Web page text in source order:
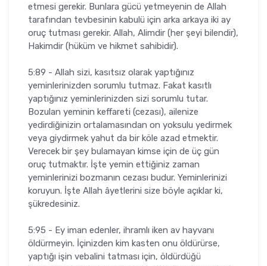
etmesi gerekir. Bunlara gücü yetmeyenin de Allah
tarafından tevbesinin kabulü için arka arkaya iki ay
oruç tutması gerekir. Allah, Alimdir (her şeyi bilendir),
Hakimdir (hüküm ve hikmet sahibidir).
5:89 - Allah sizi, kasıtsız olarak yaptığınız
yeminlerinizden sorumlu tutmaz. Fakat kasıtlı
yaptığınız yeminlerinizden sizi sorumlu tutar.
Bozulan yeminin keffareti (cezası), ailenize
yedirdiğinizin ortalamasından on yoksulu yedirmek
veya giydirmek yahut da bir köle azad etmektir.
Verecek bir şey bulamayan kimse için de üç gün
oruç tutmaktır. İşte yemin ettiğiniz zaman
yeminlerinizi bozmanın cezası budur. Yeminlerinizi
koruyun. İşte Allah âyetlerini size böyle açıklar ki,
şükredesiniz.
5:95 - Ey iman edenler, ihramlı iken av hayvanı
öldürmeyin. İçinizden kim kasten onu öldürürse,
yaptığı işin vebalini tatması için, öldürdüğü